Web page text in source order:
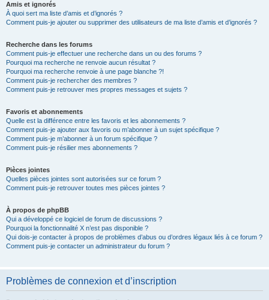
Amis et ignorés
À quoi sert ma liste d’amis et d’ignorés ?
Comment puis-je ajouter ou supprimer des utilisateurs de ma liste d’amis et d’ignorés ?
Recherche dans les forums
Comment puis-je effectuer une recherche dans un ou des forums ?
Pourquoi ma recherche ne renvoie aucun résultat ?
Pourquoi ma recherche renvoie à une page blanche ?!
Comment puis-je rechercher des membres ?
Comment puis-je retrouver mes propres messages et sujets ?
Favoris et abonnements
Quelle est la différence entre les favoris et les abonnements ?
Comment puis-je ajouter aux favoris ou m’abonner à un sujet spécifique ?
Comment puis-je m’abonner à un forum spécifique ?
Comment puis-je résilier mes abonnements ?
Pièces jointes
Quelles pièces jointes sont autorisées sur ce forum ?
Comment puis-je retrouver toutes mes pièces jointes ?
À propos de phpBB
Qui a développé ce logiciel de forum de discussions ?
Pourquoi la fonctionnalité X n’est pas disponible ?
Qui dois-je contacter à propos de problèmes d’abus ou d’ordres légaux liés à ce forum ?
Comment puis-je contacter un administrateur du forum ?
Problèmes de connexion et d’inscription